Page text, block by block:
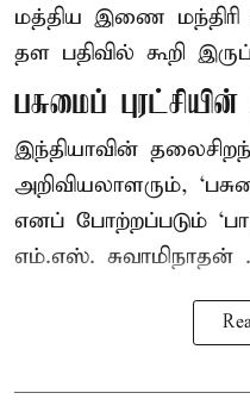
மத்திய இணை மந்திரி
தள பதிவில் கூறி
பசுமைப்
இந்தியாவின்
அறிவியலாளரும்,
எனப் போற்றப்படும்
எம்.எஸ். சுவாமிநாதன்